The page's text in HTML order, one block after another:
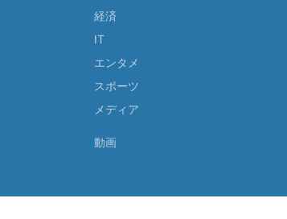
経済
IT
エンタメ
スポーツ
メディア
動画